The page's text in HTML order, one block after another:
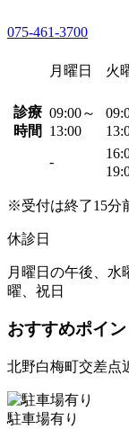
075-461-3700
月曜日 火
診療
時間
09:00～
13:00
-
※受付は終了15分
休診日
月曜日の午後、水
曜、祝日
おすすめポイン
北野白梅町交差
駐車場有り